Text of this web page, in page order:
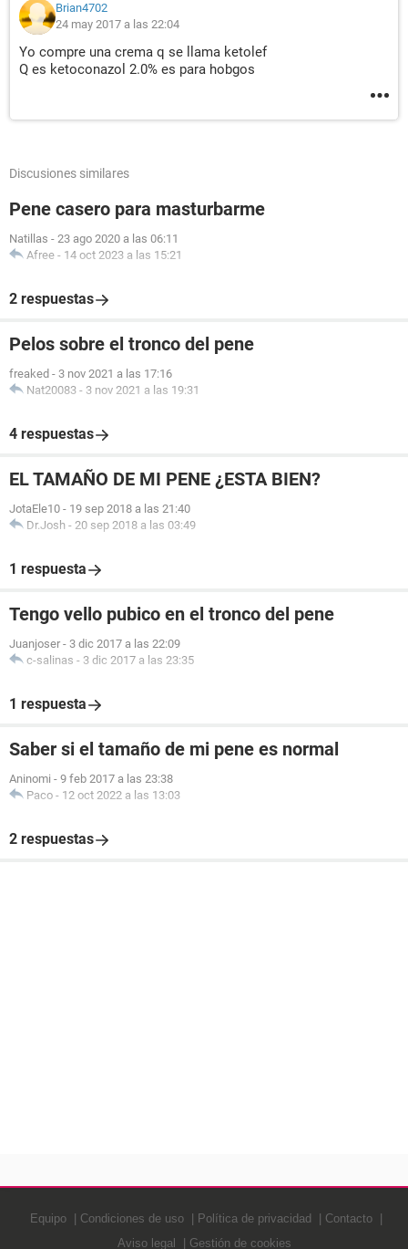
Brian4702
24 may 2017 a las 22:04
Yo compre una crema q se llama ketolef
Q es ketoconazol 2.0% es para hobgos
Discusiones similares
Pene casero para masturbarme
Natillas - 23 ago 2020 a las 06:11
Afree - 14 oct 2023 a las 15:21
2 respuestas
Pelos sobre el tronco del pene
freaked - 3 nov 2021 a las 17:16
Nat20083 - 3 nov 2021 a las 19:31
4 respuestas
EL TAMAÑO DE MI PENE ¿ESTA BIEN?
JotaEle10 - 19 sep 2018 a las 21:40
Dr.Josh - 20 sep 2018 a las 03:49
1 respuesta
Tengo vello pubico en el tronco del pene
Juanjoser - 3 dic 2017 a las 22:09
c-salinas - 3 dic 2017 a las 23:35
1 respuesta
Saber si el tamaño de mi pene es normal
Aninomi - 9 feb 2017 a las 23:38
Paco - 12 oct 2022 a las 13:03
2 respuestas
Equipo Condiciones de uso Política de privacidad
Contacto
Aviso legal
Gestión de cookies